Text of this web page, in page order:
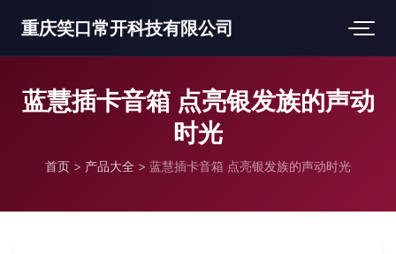
重庆笑口常开科技有限公司
蓝慧插卡音箱 点亮银发族的声动
时光
首页 > 产品大全 > 蓝慧插卡音箱 点亮银发族的声动时光